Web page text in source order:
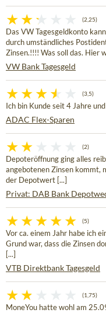
(2,25)
Das VW Tagesgeldkonto
durch umständliches
Zinsen.!!!! Was soll das. Hier
VW Bank Tagesgeld
(3,5)
Ich bin Kunde seit 4 Jahre
ADAC Flex-Sparen
(2)
Depoteröffnung ging alles
angebotenen Zinsen kommt,
der Depotwert [...]
Privat: DAB Bank
(5)
Vor ca. einem Jahr habe ich
Grund war, dass die Zinsen
[...]
VTB Direktbank Tagesgeld
(1,75)
MoneYou hatte wohl am